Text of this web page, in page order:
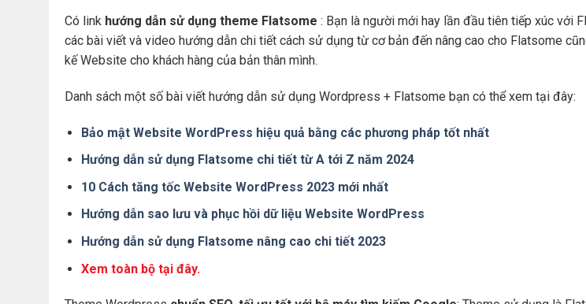
Có link hướng dẫn sử dụng theme Flatsome : Bạn là người mới hay lần đầu tiên tiếp xúc với
các bài viết và video hướng dẫn chi tiết cách sử dụng từ cơ bản đến nâng cao cho Flatsome
kế Website cho khách hàng của bản thân mình.
Danh sách một số bài viết hướng dẫn sử dụng Wordpress + Flatsome bạn có thể xem tại đây:
Bảo mật Website WordPress hiệu quả bằng các phương pháp tốt nhất
Hướng dẫn sử dụng Flatsome chi tiết từ A tới Z năm 2024
10 Cách tăng tốc Website WordPress 2023 mới nhất
Hướng dẫn sao lưu và phục hồi dữ liệu Website WordPress
Hướng dẫn sử dụng Flatsome nâng cao chi tiết 2023
Xem toàn bộ tại đây.